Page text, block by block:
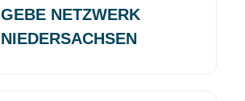
GEBE NETZWERK
NIEDERSACHSEN